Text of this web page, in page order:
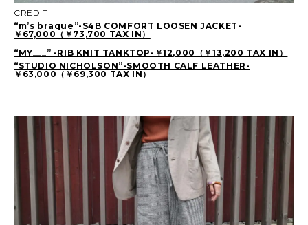
CREDIT
“m’s braque”-S4B COMFORT LOOSEN JACKET-
￥67,000（￥73,700 TAX IN）
“MY___” -RIB KNIT TANKTOP-￥12,000（￥13,200 TAX IN）
“STUDIO NICHOLSON”-SMOOTH CALF LEATHER-
￥63,000（￥69,300 TAX IN）